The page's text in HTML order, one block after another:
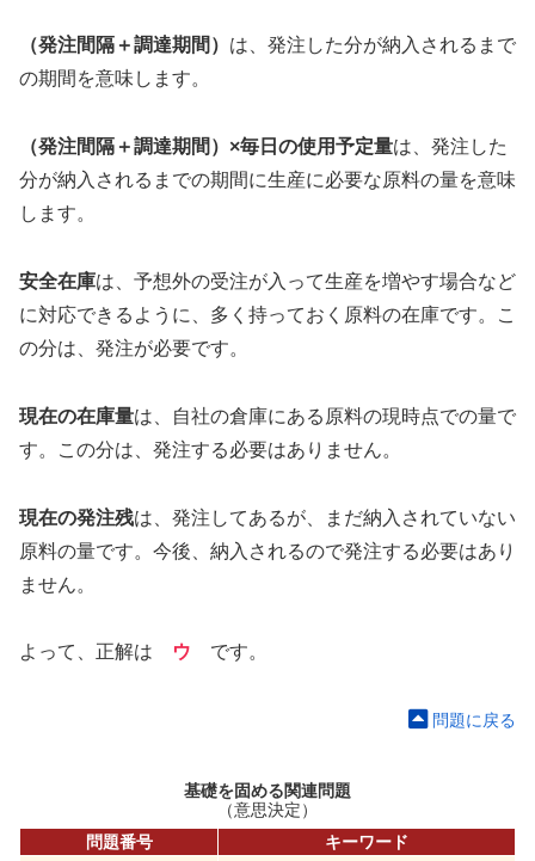
（発注間隔＋調達期間） は、発注した分が納入されるまで
の期間を意味します。
（発注間隔＋調達期間）×毎日の使用予定量は、発注した
分が納入されるまでの期間に生産に必要な原料の量を意味
します。
安全在庫は、予想外の受注が入って生産を増やす場合など
に対応できるように、多く持っておく原料の在庫です。こ
の分は、発注が必要です。
現在の在庫量は、自社の倉庫にある原料の現時点での量で
す。この分は、発注する必要はありません。
現在の発注残は、発注してあるが、まだ納入されていない
原料の量です。今後、納入されるので発注する必要はあり
ません。
よって、正解は ウ です。
問題に戻る
基礎を固める関連問題
（意思決定）
問題番号
キーワード